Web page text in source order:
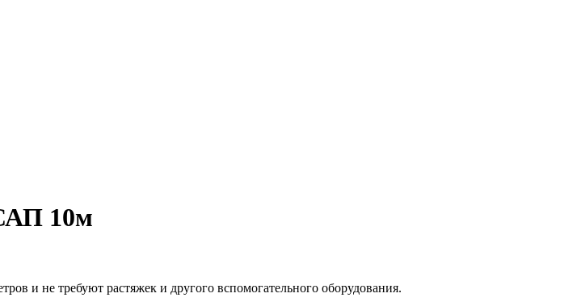
10м
и не требуют растяжек и другого вспомогательного оборудования.